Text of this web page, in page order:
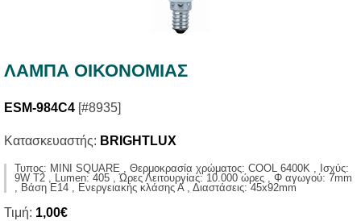
ΛΑΜΠΑ ΟΙΚΟΝΟΜΙΑΣ
ESM-984C4 [#8935]
Κατασκευαστής: BRIGHTLUX
Τυπος: MINI SQUARE , Θερμοκρασία χρώματος: COOL 6400K , Ισχύς:
9W T2 , Lumen: 405 , Ώρες Λειτουργίας: 10.000 ώρες , Φ αγωγού: 7mm
, Βάση E14 , Ενεργειακής κλάσης Α , Διαστάσεις: 45x92mm
Τιμή: 1,00€